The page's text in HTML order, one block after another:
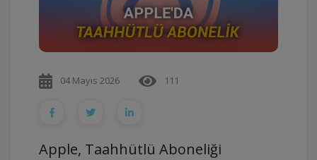
04 Mayıs 2026 111
Apple, Taahhütlü Aboneliği